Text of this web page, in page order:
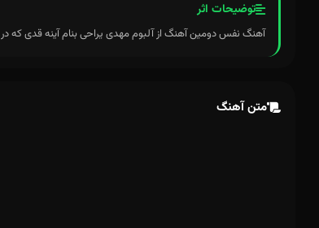
توضیحات اثر
آهنگ نفس دومین آهنگ از آلبوم مهدی یراحی بنام آینه قدی که در 19 بهمن ماه 1395 منتشر شده است می باشد.
متن آهنگ